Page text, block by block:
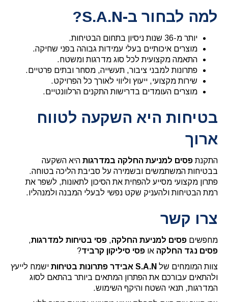
למה לבחור ב-S.A.N?
יותר מ-36 שנות ניסיון בתחום הבטיחות.
מוצרים איכותיים בעלי עמידות גבוהה בפני שחיקה.
התאמה מקצועית לכל סוג מדרגות ומשטח.
פתרונות למבני ציבור, תעשייה, מסחר ובתים פרטיים.
שירות מקצועי, ייעוץ וליווי לאורך כל הפרויקט.
מוצרים העומדים בדרישות התקנים הרלוונטיים.
בטיחות היא השקעה לטווח
ארוך
התקנת פסים למניעת החלקה במדרגות היא השקעה
בבטיחות המשתמשים ובשמירה על סביבת הליכה בטוחה.
פתרון מקצועי מסייע להפחית את הסיכון לתאונות, לשפר את
רמת הבטיחות ולהעניק שקט נפשי לבעלי המבנה ולמנהליו.
צרו קשר
מחפשים פסים למניעת החלקה, פסי בטיחות למדרגות,
פסים נגד החלקה או פסי סיליקון קרביד?
צוות המומחים של S.A.N אבידר פתרונות בטיחות
ישמח לייעץ
ולהתאים עבורכם את הפתרון המתאים ביותר בהתאם לסוג
המדרגות, תנאי השטח והיקף השימוש.